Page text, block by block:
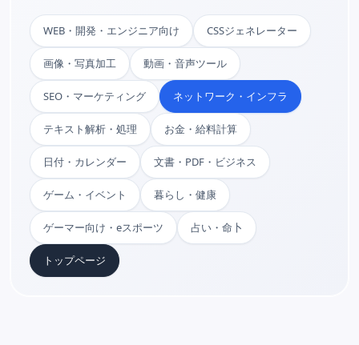
WEB・開発・エンジニア向け CSSジェネレーター
画像・写真加工 動画・音声ツール
SEO・マーケティング ネットワーク・インフラ
テキスト解析・処理 お金・給料計算
日付・カレンダー 文書・PDF・ビジネス
ゲーム・イベント 暮らし・健康
ゲーマー向け・eスポーツ 占い・命卜
トップページ